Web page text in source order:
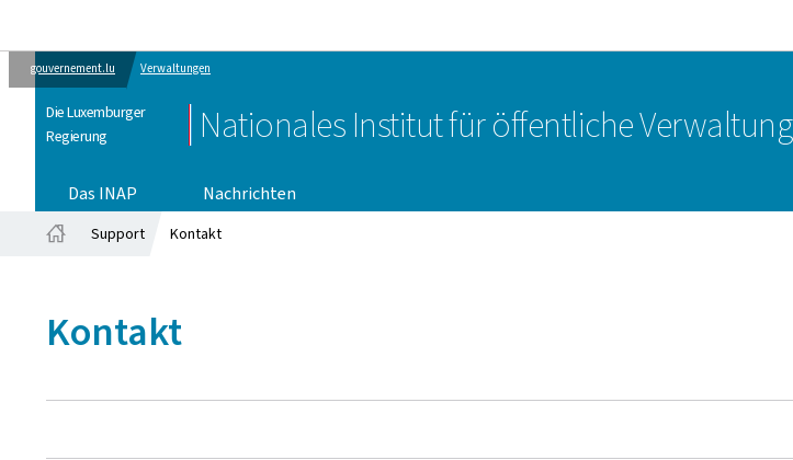
gouvernement.lu Verwaltungen
Die Luxemburger
Regierung
Nationales Institut für öffentliche Verwaltung
Das INAP
Nachrichten
Support Kontakt
Kontakt